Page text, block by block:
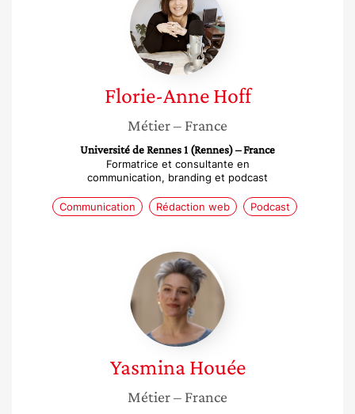
Anne
Hoff
Florie-Anne Hoff
Métier– France
Université de Rennes 1 (Rennes) – France
Formatrice et consultante en
communication, branding et podcast
Communication Rédaction web Podcast
Yasmina
Houée
Yasmina Houée
Métier– France